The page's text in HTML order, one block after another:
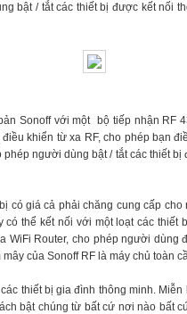
bật / tắt các thiết bị được kết nối
Sonoff với một bộ tiếp nhận RF
khiển từ xa RF, cho phép bạn
người dùng bật / tắt các thiết
có giá cả phải chăng cung cấp
thể kết nối với một loạt các thiết
WiFi Router, cho phép người
của Sonoff RF là máy chủ toàn
thiết bị gia đình thông minh.
bật chúng từ bất cứ nơi nào bất